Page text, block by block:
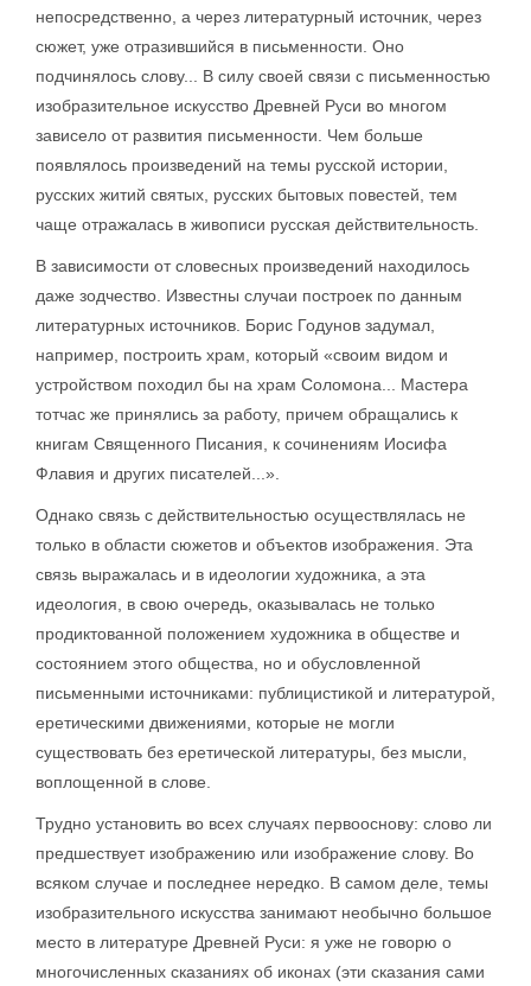
непосредственно, а через литературный источник, через
сюжет, уже отразившийся в письменности. Оно
подчинялось слову... В силу своей связи с письменностью
изобразительное искусство Древней Руси во многом
зависело от развития письменности. Чем больше
появлялось произведений на темы русской истории,
русских житий святых, русских бытовых повестей, тем
чаще отражалась в живописи русская действительность.
В зависимости от словесных произведений находилось
даже зодчество. Известны случаи построек по данным
литературных источников. Борис Годунов задумал,
например, построить храм, который «своим видом и
устройством походил бы на храм Соломона... Мастера
тотчас же принялись за работу, причем обращались к
книгам Священного Писания, к сочинениям Иосифа
Флавия и других писателей...».
Однако связь с действительностью осуществлялась не
только в области сюжетов и объектов изображения. Эта
связь выражалась и в идеологии художника, а эта
идеология, в свою очередь, оказывалась не только
продиктованной положением художника в обществе и
состоянием этого общества, но и обусловленной
письменными источниками: публицистикой и литературой,
еретическими движениями, которые не могли
существовать без еретической литературы, без мысли,
воплощенной в слове.
Трудно установить во всех случаях первооснову: слово ли
предшествует изображению или изображение слову. Во
всяком случае и последнее нередко. В самом деле, темы
изобразительного искусства занимают необычно большое
место в литературе Древней Руси: я уже не говорю о
многочисленных сказаниях об иконах (эти сказания сами